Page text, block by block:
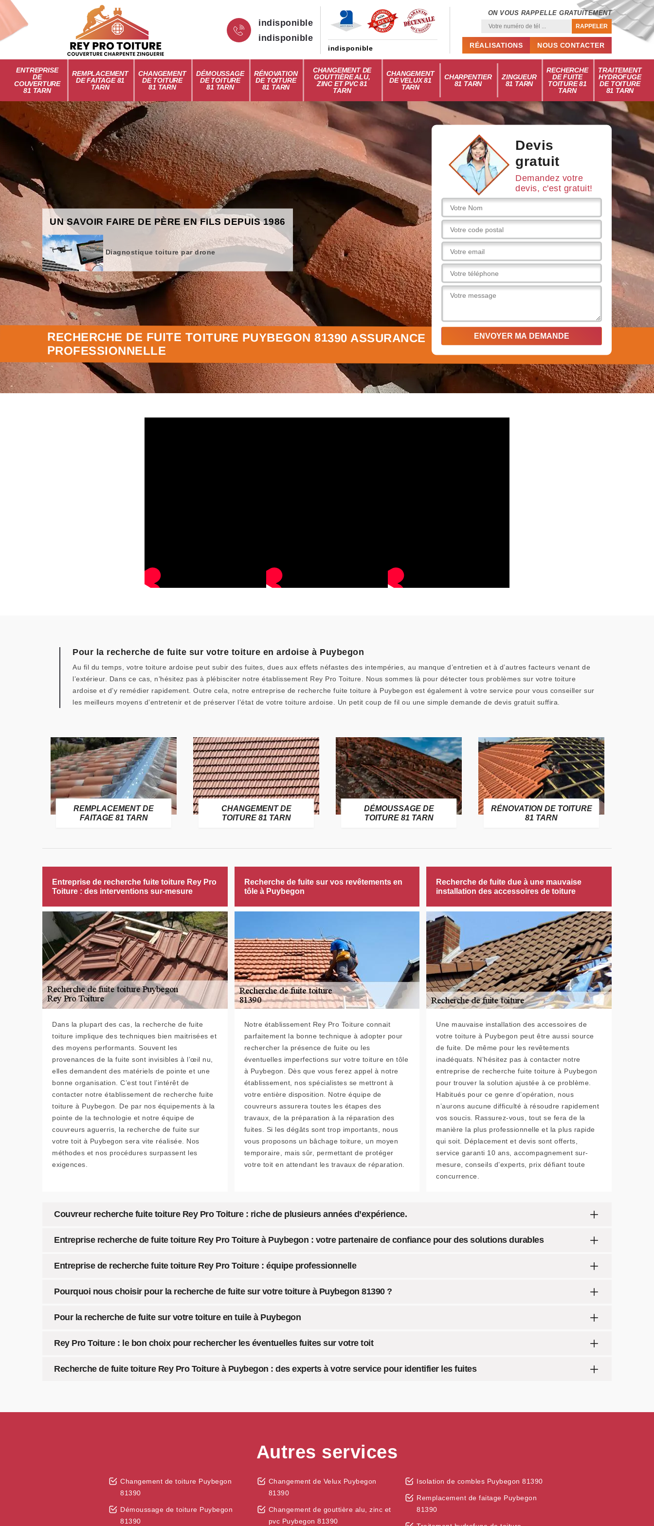
indisponible
indisponible
indisponible
ON VOUS RAPPELLE GRATUITEMENT
RÉALISATIONS NOUS CONTACTER
ENTREPRISE
DE
COUVERTURE
81 TARN
REMPLACEMENT
DE FAITAGE 81
TARN
CHANGEMENT
DE TOITURE
81 TARN
DÉMOUSSAGE
DE TOITURE
81 TARN
RÉNOVATION
DE TOITURE
81 TARN
CHANGEMENT DE
GOUTTIÈRE ALU,
ZINC ET PVC 81
TARN
CHANGEMENT
DE VELUX 81
TARN
CHARPENTIER
81 TARN
ZINGUEUR
81 TARN
RECHERCHE
DE FUITE
TOITURE 81
TARN
TRAITEMENT
HYDROFUGE
DE TOITURE
81 TARN
UN SAVOIR FAIRE DE PÈRE EN FILS DEPUIS 1986
Diagnostique toiture par drone
Devis
gratuit
Demandez votre
devis, c'est gratuit!
RECHERCHE DE FUITE TOITURE PUYBEGON 81390 ASSURANCE
PROFESSIONNELLE
Pour la recherche de fuite sur votre toiture en ardoise à Puybegon
Au fil du temps, votre toiture ardoise peut subir des fuites, dues aux effets néfastes des intempéries, au manque d’entretien et à d’autres facteurs venant de
l’extérieur. Dans ce cas, n’hésitez pas à plébisciter notre établissement Rey Pro Toiture. Nous sommes là pour détecter tous problèmes sur votre toiture
ardoise et d’y remédier rapidement. Outre cela, notre entreprise de recherche fuite toiture à Puybegon est également à votre service pour vous conseiller sur
les meilleurs moyens d’entretenir et de préserver l’état de votre toiture ardoise. Un petit coup de fil ou une simple demande de devis gratuit suffira.
REMPLACEMENT DE
FAITAGE 81 TARN
CHANGEMENT DE
TOITURE 81 TARN
DÉMOUSSAGE DE
TOITURE 81 TARN
RÉNOVATION DE TOITURE
81 TARN
Entreprise de recherche fuite toiture Rey Pro
Toiture : des interventions sur-mesure
Dans la plupart des cas, la recherche de fuite
toiture implique des techniques bien maitrisées et
des moyens performants. Souvent les
provenances de la fuite sont invisibles à l’œil nu,
elles demandent des matériels de pointe et une
bonne organisation. C’est tout l’intérêt de
contacter notre établissement de recherche fuite
toiture à Puybegon. De par nos équipements à la
pointe de la technologie et notre équipe de
couvreurs aguerris, la recherche de fuite sur
votre toit à Puybegon sera vite réalisée. Nos
méthodes et nos procédures surpassent les
exigences.
Recherche de fuite sur vos revêtements en
tôle à Puybegon
Notre établissement Rey Pro Toiture connait
parfaitement la bonne technique à adopter pour
rechercher la présence de fuite ou les
éventuelles imperfections sur votre toiture en tôle
à Puybegon. Dès que vous ferez appel à notre
établissement, nos spécialistes se mettront à
votre entière disposition. Notre équipe de
couvreurs assurera toutes les étapes des
travaux, de la préparation à la réparation des
fuites. Si les dégâts sont trop importants, nous
vous proposons un bâchage toiture, un moyen
temporaire, mais sûr, permettant de protéger
votre toit en attendant les travaux de réparation.
Recherche de fuite due à une mauvaise
installation des accessoires de toiture
Une mauvaise installation des accessoires de
votre toiture à Puybegon peut être aussi source
de fuite. De même pour les revêtements
inadéquats. N’hésitez pas à contacter notre
entreprise de recherche fuite toiture à Puybegon
pour trouver la solution ajustée à ce problème.
Habitués pour ce genre d’opération, nous
n’aurons aucune difficulté à résoudre rapidement
vos soucis. Rassurez-vous, tout se fera de la
manière la plus professionnelle et la plus rapide
qui soit. Déplacement et devis sont offerts,
service garanti 10 ans, accompagnement sur-
mesure, conseils d’experts, prix défiant toute
concurrence.
Couvreur recherche fuite toiture Rey Pro Toiture : riche de plusieurs années d’expérience.
Entreprise recherche de fuite toiture Rey Pro Toiture à Puybegon : votre partenaire de confiance pour des solutions durables
Entreprise de recherche fuite toiture Rey Pro Toiture : équipe professionnelle
Pourquoi nous choisir pour la recherche de fuite sur votre toiture à Puybegon 81390 ?
Pour la recherche de fuite sur votre toiture en tuile à Puybegon
Rey Pro Toiture : le bon choix pour rechercher les éventuelles fuites sur votre toit
Recherche de fuite toiture Rey Pro Toiture à Puybegon : des experts à votre service pour identifier les fuites
Autres services
Changement de toiture Puybegon
81390
Démoussage de toiture Puybegon
81390
Changement de Velux Puybegon
81390
Changement de gouttière alu, zinc et
pvc Puybegon 81390
Isolation de combles Puybegon 81390
Remplacement de faitage Puybegon
81390